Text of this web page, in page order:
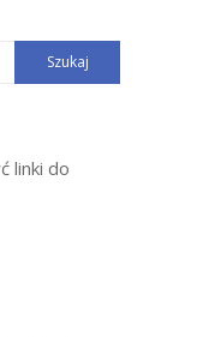
linki do